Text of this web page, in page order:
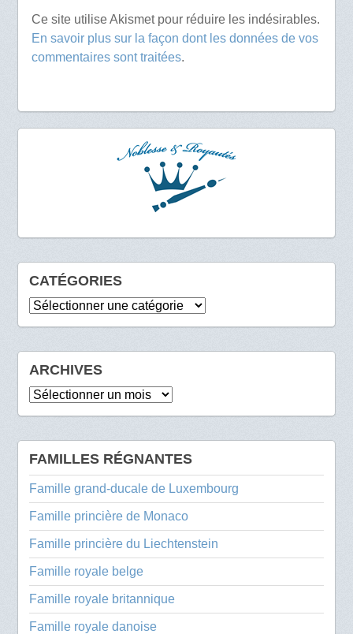
Ce site utilise Akismet pour réduire les indésirables.
En savoir plus sur la façon dont les données de vos
commentaires sont traitées.
CATÉGORIES
Catégories
ARCHIVES
Archives
FAMILLES RÉGNANTES
Famille grand-ducale de Luxembourg
Famille princière de Monaco
Famille princière du Liechtenstein
Famille royale belge
Famille royale britannique
Famille royale danoise